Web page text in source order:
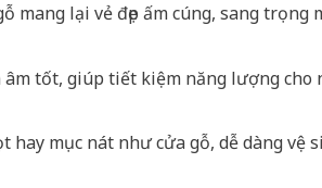
mang lại vẻ đẹp ấm cúng, sang trọng
âm tốt, giúp tiết kiệm năng lượng cho
hay mục nát như cửa gỗ, dễ dàng vệ